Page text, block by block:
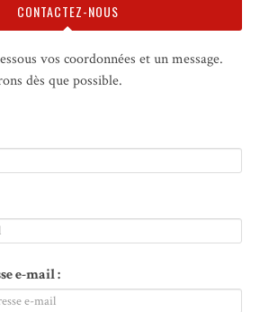
CONTACTEZ-NOUS
vos coordonnées et un message.
dès que possible.
e-mail :